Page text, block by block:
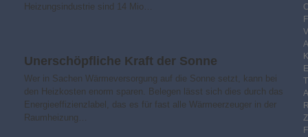
Heizungsindustrie sind 14 Mio…
Unerschöpfliche Kraft der Sonne
Wer in Sachen Wärmeversorgung auf die Sonne setzt, kann bei
den Heizkosten enorm sparen. Belegen lässt sich dies durch das
Energieeffizienzlabel, das es für fast alle Wärmeerzeuger in der
Raumheizung…